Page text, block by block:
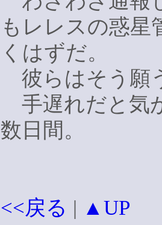
もレレスの惑星
くはずだ。
彼らはそう願
手遅れだと気
数日間。
<<戻る | ▲UP